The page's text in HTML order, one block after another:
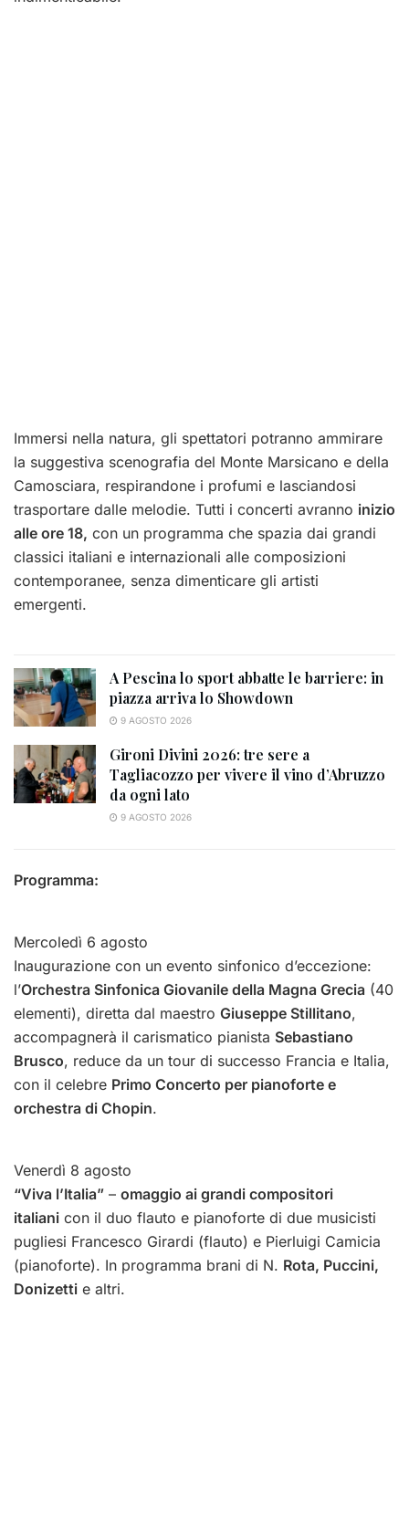
Immersi nella natura, gli spettatori potranno ammirare
la suggestiva scenografia del Monte Marsicano e della
Camosciara, respirandone i profumi e lasciandosi
trasportare dalle melodie. Tutti i concerti avranno inizio
alle ore 18, con un programma che spazia dai grandi
classici italiani e internazionali alle composizioni
contemporanee, senza dimenticare gli artisti
emergenti.
A Pescina lo sport abbatte le barriere: in
piazza arriva lo Showdown
9 AGOSTO 2026
Gironi Divini 2026: tre sere a
Tagliacozzo per vivere il vino d’Abruzzo
da ogni lato
9 AGOSTO 2026
Programma:
Mercoledì 6 agosto
Inaugurazione con un evento sinfonico d’eccezione:
l’Orchestra Sinfonica Giovanile della Magna Grecia (40
elementi), diretta dal maestro Giuseppe Stillitano,
accompagnerà il carismatico pianista Sebastiano
Brusco, reduce da un tour di successo Francia e Italia,
con il celebre Primo Concerto per pianoforte e
orchestra di Chopin.
Venerdì 8 agosto
“Viva l’Italia” – omaggio ai grandi compositori
italiani con il duo flauto e pianoforte di due musicisti
pugliesi Francesco Girardi (flauto) e Pierluigi Camicia
(pianoforte). In programma brani di N. Rota, Puccini,
Donizetti e altri.